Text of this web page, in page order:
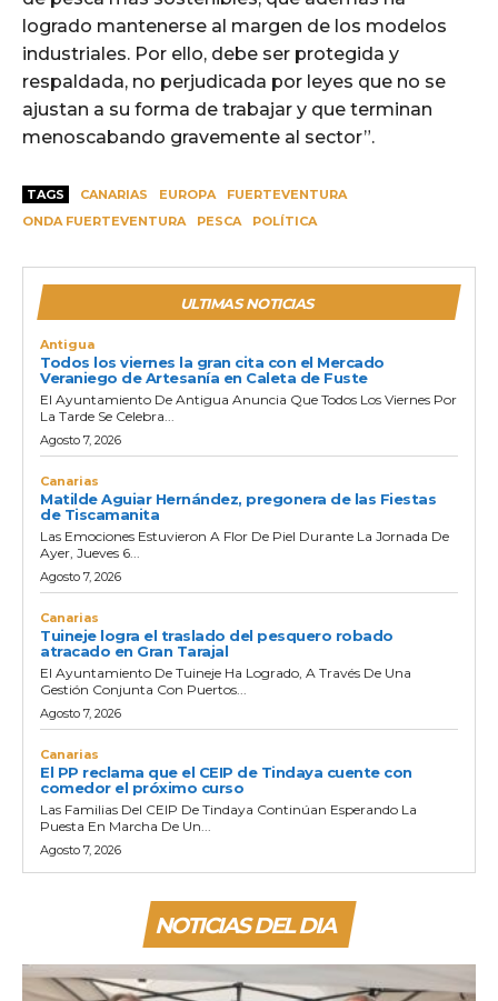
logrado mantenerse al margen de los modelos
industriales. Por ello, debe ser protegida y
respaldada, no perjudicada por leyes que no se
ajustan a su forma de trabajar y que terminan
menoscabando gravemente al sector”.
TAGS CANARIAS EUROPA
FUERTEVENTURA
ONDA FUERTEVENTURA
PESCA POLÍTICA
ULTIMAS NOTICIAS
Antigua
Todos los viernes la gran cita con el Mercado
Veraniego de Artesanía en Caleta de Fuste
El Ayuntamiento De Antigua Anuncia Que Todos Los Viernes Por
La Tarde Se Celebra...
Agosto 7, 2026
Canarias
Matilde Aguiar Hernández, pregonera de las Fiestas
de Tiscamanita
Las Emociones Estuvieron A Flor De Piel Durante La Jornada De
Ayer, Jueves 6...
Agosto 7, 2026
Canarias
Tuineje logra el traslado del pesquero robado
atracado en Gran Tarajal
El Ayuntamiento De Tuineje Ha Logrado, A Través De Una
Gestión Conjunta Con Puertos...
Agosto 7, 2026
Canarias
El PP reclama que el CEIP de Tindaya cuente con
comedor el próximo curso
Las Familias Del CEIP De Tindaya Continúan Esperando La
Puesta En Marcha De Un...
Agosto 7, 2026
NOTICIAS DEL DIA